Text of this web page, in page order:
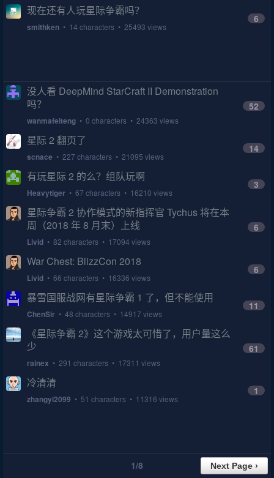
现在还有人玩星际争霸吗？
smithken • 14 characters • 25493 views
6
没人看 DeepMind StarCraft II Demonstration
吗？
wanmafeiteng • 0 characters • 24363 views
52
星际 2 翻页了
scnace • 227 characters • 21095 views
14
有玩星际 2 的么？组队玩啊
Heavytiger • 67 characters • 16210 views
3
星际争霸 2 协作模式的新指挥官 Tychus 将在本
周（2018 年 8 月末）上线
Livid • 82 characters • 17094 views
6
War Chest: BlizzCon 2018
Livid • 66 characters • 16336 views
6
暴雪国服战网有星际争霸 1 了，但不能使用
ChenSir • 48 characters • 14917 views
11
《星际争霸 2》这个游戏太可惜了，用户量这么
少
rainex • 291 characters • 17311 views
61
冷清清
zhangyi2099 • 51 characters • 11316 views
1
1/8